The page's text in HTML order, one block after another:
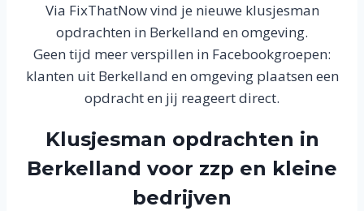
Via FixThatNow vind je nieuwe klusjesman
opdrachten in Berkelland en omgeving.
Geen tijd meer verspillen in Facebookgroepen:
klanten uit Berkelland en omgeving plaatsen een
opdracht en jij reageert direct.
Klusjesman opdrachten in
Berkelland voor zzp en kleine
bedrijven